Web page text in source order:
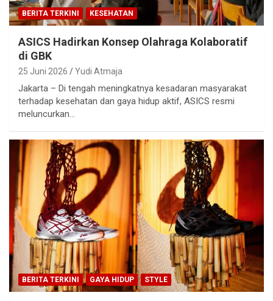
BERITA TERKINI KESEHATAN
ASICS Hadirkan Konsep Olahraga Kolaboratif
di GBK
25 Juni 2026 Yudi Atmaja
Jakarta – Di tengah meningkatnya kesadaran masyarakat
terhadap kesehatan dan gaya hidup aktif, ASICS resmi
meluncurkan…
BERITA TERKINI GAYA HIDUP STYLE